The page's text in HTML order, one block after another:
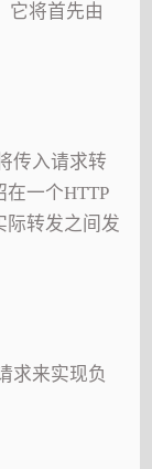
它将首先由
传入请求转
一个HTTP
际转发之间发
求来实现负